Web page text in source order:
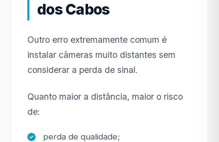
dos Cabos
Outro erro extremamente comum é
instalar câmeras muito distantes sem
considerar a perda de sinal.
Quanto maior a distância, maior o risco
de:
perda de qualidade;